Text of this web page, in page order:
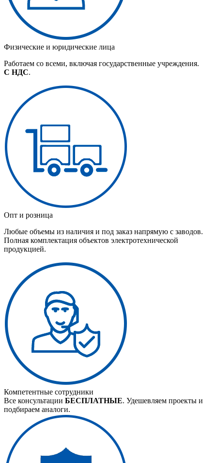
Физические и юридические лица
Работаем со всеми, включая государственные учреждения.
С НДС.
Опт и розница
Любые объемы из наличия и под заказ напрямую с заводов.
Полная комплектация объектов электротехнической
продукцией.
Компетентные сотрудники
Все консультации БЕСПЛАТНЫЕ. Удешевляем проекты и
подбираем аналоги.